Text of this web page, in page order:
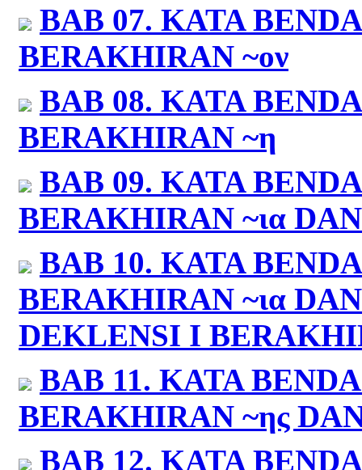
BAB 07. KATA
BERAKHIRAN ~ον
BAB 08. KATA
BERAKHIRAN ~η
BAB 09. KATA
BERAKHIRAN ~ια
BAB 10. KATA
BERAKHIRAN ~ια
DEKLENSI I
BAB 11. KATA
BERAKHIRAN ~ης
BAB 12. KATA